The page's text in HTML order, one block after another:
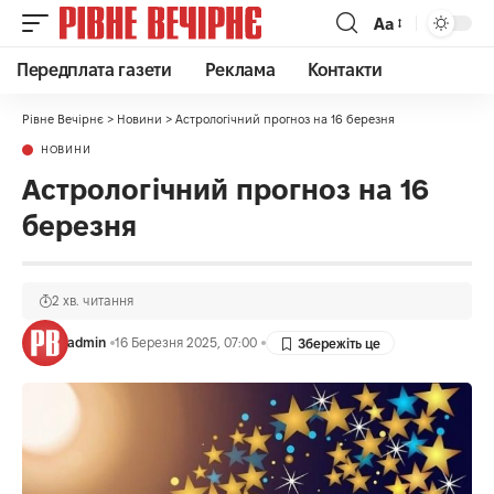
Аа
Передплата газети Реклама Контакти
Рівне Вечірнє > Новини > Астрологічний прогноз на 16 березня
НОВИНИ
Астрологічний прогноз на 16
березня
admin 16 Березня 2025, 07:00
2 хв. читання